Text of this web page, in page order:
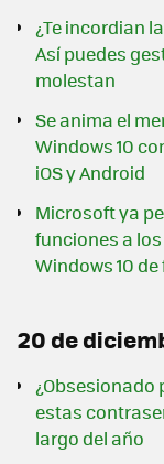
¿Te incordian
Así puedes
molestan
Se anima el
Windows 10
iOS y Android
Microsoft ya
funciones a
Windows 10
20 de
¿Obsesionado
estas
largo del año